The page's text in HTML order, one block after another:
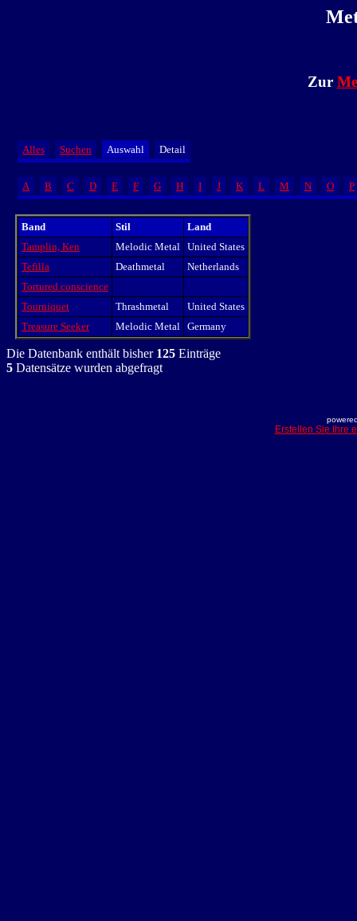
Zur
Alles Suchen Auswahl Detail
A B C D E F G H I J K L M N O P
Band Stil
Land
Tamplin, Ken
Melodic Metal United States
Tefilla
Deathmetal
Netherlands
Tortured conscience
Tourniquet
Thrashmetal
United States
Treasure Seeker
Melodic Metal Germany
Die Datenbank enthält bisher 125 Einträge
5 Datensätze wurden abgefragt
Erstellen Sie Ihre